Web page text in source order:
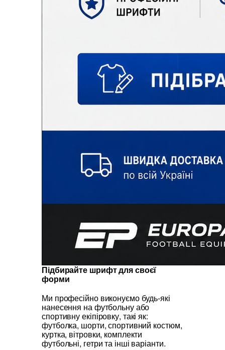
Підбирайте шрифт для своєї
форми
Ми професійно виконуємо будь-які
нанесення на футбольну або
спортивну екіпіровку, такі як:
футболка, шорти, спортивний костюм,
куртка, вітровки, комплекти
футбольні, гетри та інші варіанти.